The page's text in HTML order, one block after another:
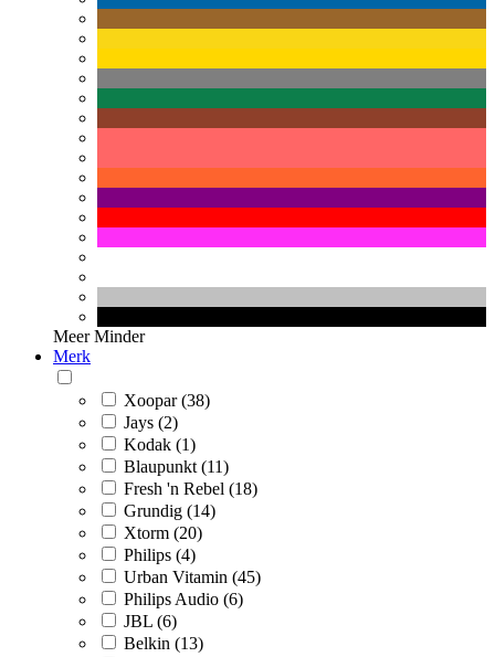
Meer Minder
Merk
Xoopar (38)
Jays (2)
Kodak (1)
Blaupunkt (11)
Fresh 'n Rebel (18)
Grundig (14)
Xtorm (20)
Philips (4)
Urban Vitamin (45)
Philips Audio (6)
JBL (6)
Belkin (13)